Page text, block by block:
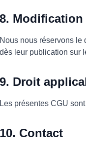
8. Modification
Nous nous réservons le
dès leur publication sur
9. Droit
Les présentes CGU
10. Contact